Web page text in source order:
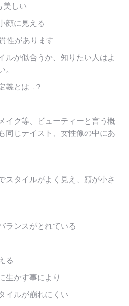
美しい
顔に見える
性があります
ルが似合うか、知りたい人はよ
。
義とは…？
イク等、ビューティーと言う概
同じテイスト、女性像の中にあ
スタイルがよく見え、顔が小さ
ランスがとれている
る
生かす事により
イルが崩れにくい